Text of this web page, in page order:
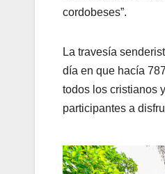
cordobeses”.
La travesía
día en que hacía
todos los cristianos
participantes a